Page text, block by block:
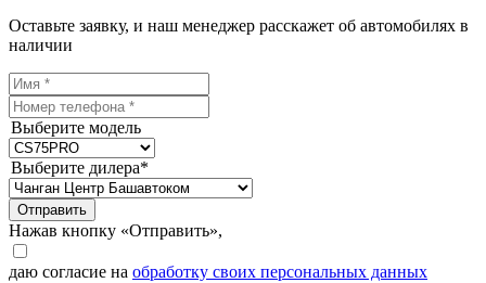
Оставьте заявку, и наш менеджер расскажет об автомобилях в
наличии
Выберите модель
Выберите дилера*
Отправить
Нажав кнопку «Отправить»,
даю согласие на обработку своих персональных данных